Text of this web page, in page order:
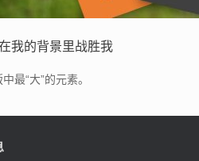
我的背景里战胜我
最“大”的元素。